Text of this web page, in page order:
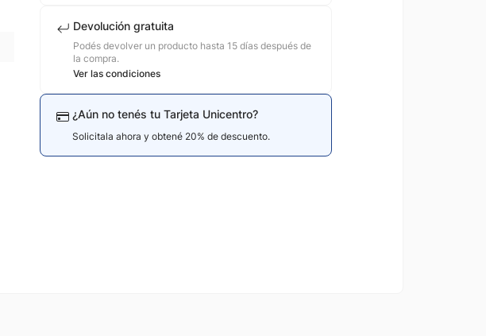
Devolución gratuita
Podés devolver un producto hasta 15 días después de
la compra.
Ver las condiciones
¿Aún no tenés tu Tarjeta Unicentro?
Solicitala ahora y obtené 20% de descuento.